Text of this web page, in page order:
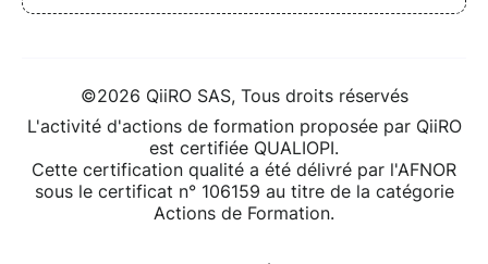
©2026 QiiRO SAS, Tous droits réservés
L'activité d'actions de formation proposée par QiiRO
est certifiée QUALIOPI.
Cette certification qualité a été délivré par l'AFNOR
sous le certificat n° 106159 au titre de la catégorie
Actions de Formation.